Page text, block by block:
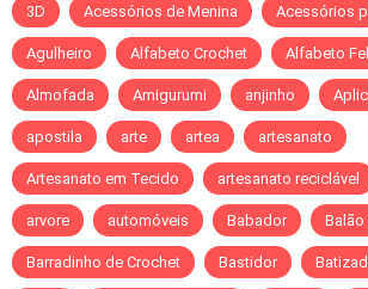
3D Acessórios de Menina Acessórios
Agulheiro Alfabeto Crochet Alfabeto
Almofada Amigurumi anjinho
apostila arte artea artesanato
Artesanato em Tecido artesanato reciclável
arvore automóveis Babador Balão
Barradinho de Crochet Bastidor